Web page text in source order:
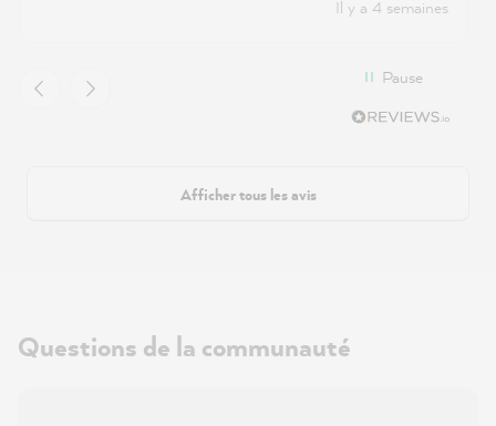
Il y a 4 semaines
Pause
Afficher tous les avis
Questions de la communauté